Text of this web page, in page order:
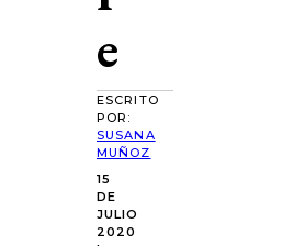
e
ESCRITO
POR:
SUSANA
MUÑOZ
15
DE
JULIO
2020